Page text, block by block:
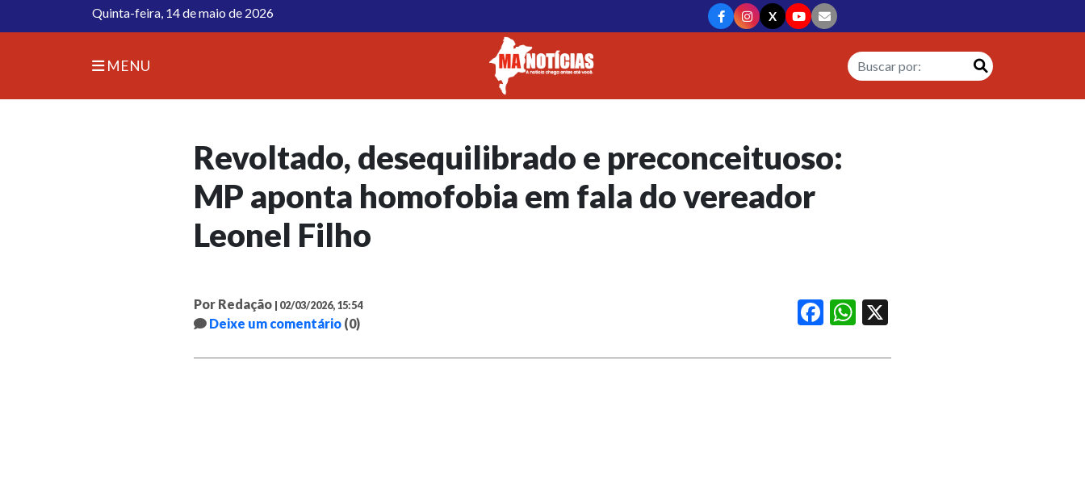
Quinta-feira, 14 de maio de 2026 X
MENU
Revoltado, desequilibrado e preconceituoso:
MP aponta homofobia em fala do vereador
Leonel Filho
Por Redação | 02/03/2026, 15:54
Deixe um comentário (0)
FacebookWhatsApp